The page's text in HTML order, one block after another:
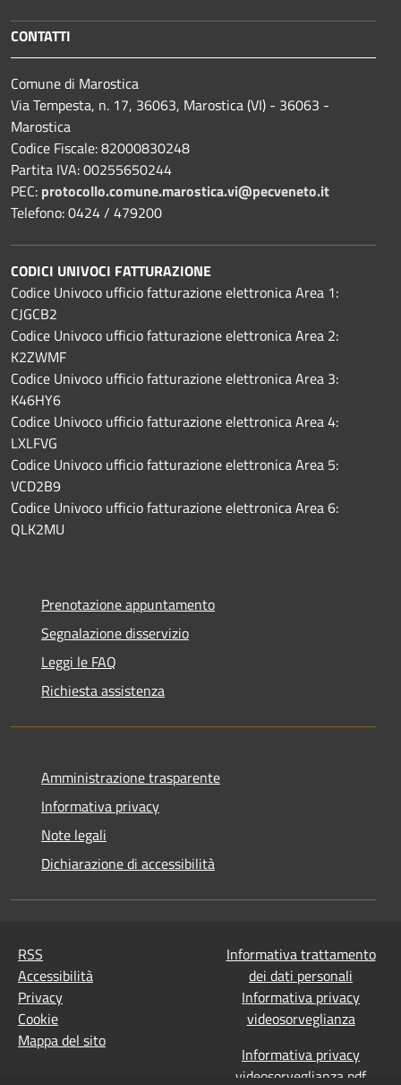
CONTATTI
Comune di Marostica
Via Tempesta, n. 17, 36063, Marostica (VI) - 36063 -
Marostica
Codice Fiscale: 82000830248
Partita IVA: 00255650244
PEC: protocollo.comune.marostica.vi@pecveneto.it
Telefono: 0424 / 479200
CODICI UNIVOCI FATTURAZIONE
Codice Univoco ufficio fatturazione elettronica Area 1:
CJGCB2
Codice Univoco ufficio fatturazione elettronica Area 2:
K2ZWMF
Codice Univoco ufficio fatturazione elettronica Area 3:
K46HY6
Codice Univoco ufficio fatturazione elettronica Area 4:
LXLFVG
Codice Univoco ufficio fatturazione elettronica Area 5:
VCD2B9
Codice Univoco ufficio fatturazione elettronica Area 6:
QLK2MU
Prenotazione appuntamento
Segnalazione disservizio
Leggi le FAQ
Richiesta assistenza
Amministrazione trasparente
Informativa privacy
Note legali
Dichiarazione di accessibilità
RSS
Accessibilità
Privacy
Cookie
Mappa del sito
Informativa trattamento
dei dati personali
Informativa privacy
videosorveglianza
Informativa privacy
videosorveglianza pdf